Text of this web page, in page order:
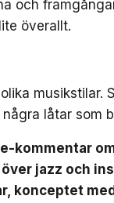
och
överallt.
musikstilar.
låtar som
kommentar
jazz och
konceptet